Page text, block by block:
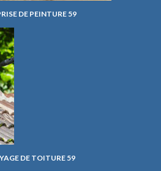
DE PEINTURE 59
DE TOITURE 59